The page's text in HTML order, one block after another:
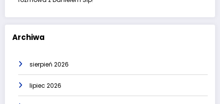
Archiwa
sierpień 2026
lipiec 2026